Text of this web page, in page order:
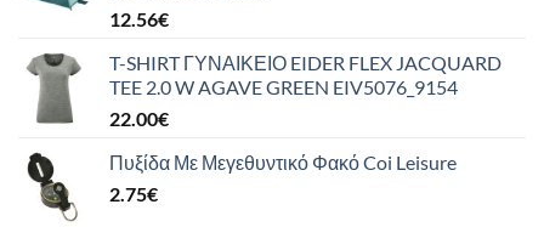
12.56€
T-SHIRT ΓΥΝΑΙΚΕΙΟ EIDER FLEX JACQUARD
TEE 2.0 W AGAVE GREEN EIV5076_9154
22.00€
Πυξίδα Με Μεγεθυντικό Φακό Coi Leisure
2.75€